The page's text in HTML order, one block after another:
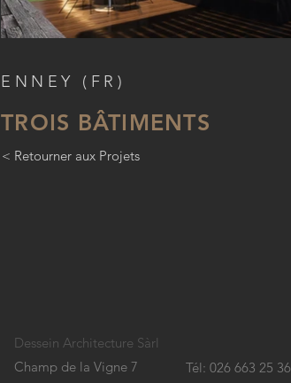
ENNEY (FR)
TROIS BÂTIMENTS
< Retourner aux Projets
Dessein Architecture Sàrl
Champ de la Vigne 7
Tél: 026 663 25 36